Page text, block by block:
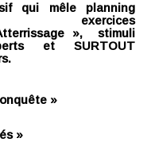
qui mêle planning
», stimuli
et SURTOUT
»
»